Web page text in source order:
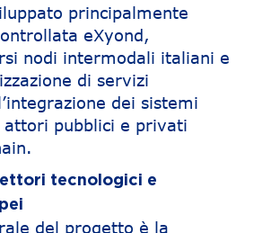
principalmente
eXyond,
nodi intermodali italiani e
di servizi
dei sistemi
pubblici e privati
tecnologici e
del progetto è la